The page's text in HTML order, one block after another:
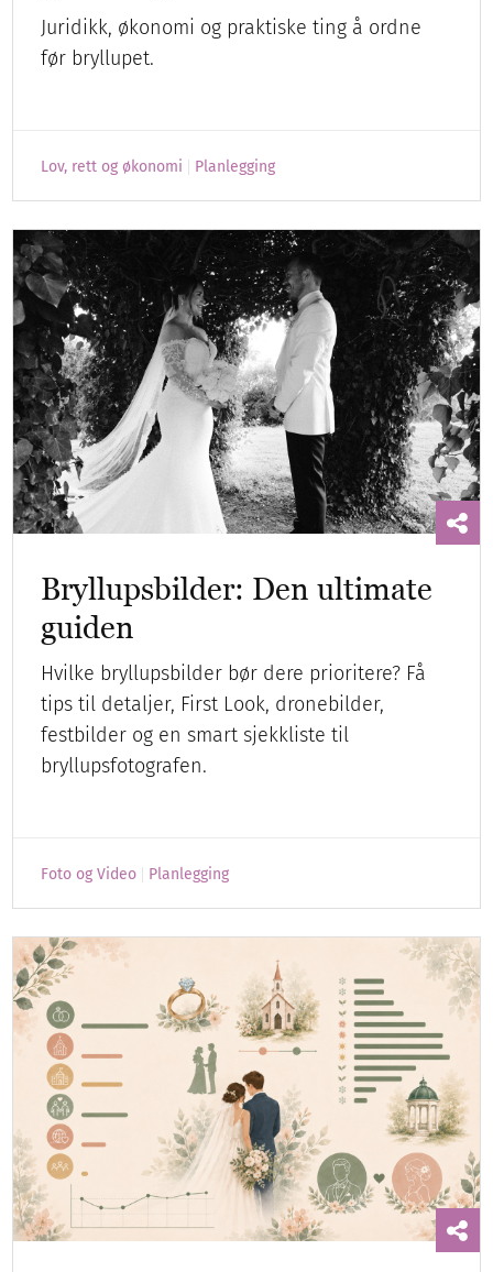
Juridikk, økonomi og praktiske ting å ordne
før bryllupet.
Lov, rett og økonomi Planlegging
Bryllupsbilder: Den ultimate
guiden
Hvilke bryllupsbilder bør dere prioritere? Få
tips til detaljer, First Look, dronebilder,
festbilder og en smart sjekkliste til
bryllupsfotografen.
Foto og Video Planlegging